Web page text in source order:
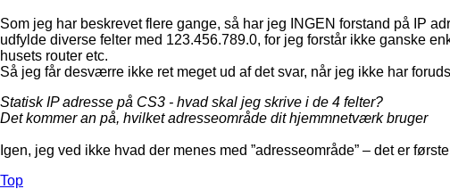
Som jeg har beskrevet flere gange, så har jeg INGEN forstand på IP
udfylde diverse felter med 123.456.789.0, for jeg forstår ikke ganske
husets router etc.
Så jeg får desværre ikke ret meget ud af det svar, når jeg ikke har
Statisk IP adresse på CS3 - hvad skal jeg skrive i de 4 felter?
Det kommer an på, hvilket adresseområde dit hjemmnetværk bruger
Igen, jeg ved ikke hvad der menes med ”adresseområde” – det er
Top